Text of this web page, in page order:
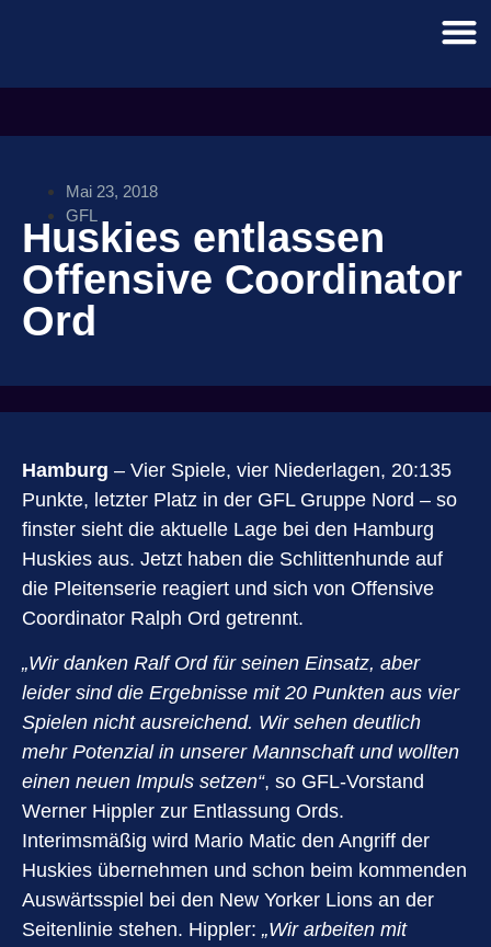
Mai 23, 2018
GFL
Huskies entlassen
Offensive Coordinator
Ord
Hamburg – Vier Spiele, vier Niederlagen, 20:135
Punkte, letzter Platz in der GFL Gruppe Nord – so
finster sieht die aktuelle Lage bei den Hamburg
Huskies aus. Jetzt haben die Schlittenhunde auf
die Pleitenserie reagiert und sich von Offensive
Coordinator Ralph Ord getrennt.
„Wir danken Ralf Ord für seinen Einsatz, aber
leider sind die Ergebnisse mit 20 Punkten aus vier
Spielen nicht ausreichend. Wir sehen deutlich
mehr Potenzial in unserer Mannschaft und wollten
einen neuen Impuls setzen“, so GFL-Vorstand
Werner Hippler zur Entlassung Ords.
Interimsmäßig wird Mario Matic den Angriff der
Huskies übernehmen und schon beim kommenden
Auswärtsspiel bei den New Yorker Lions an der
Seitenlinie stehen. Hippler: „Wir arbeiten mit